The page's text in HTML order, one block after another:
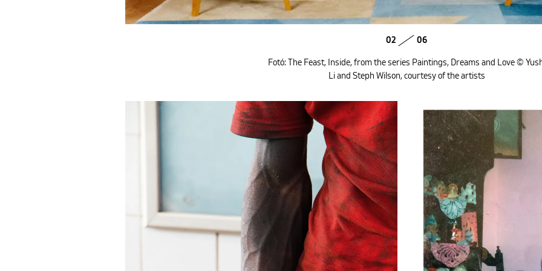
02 06
Fotó: The Feast, Inside, from the series Paintings, Dreams and Love ©
Li and Steph Wilson, courtesy of the artists